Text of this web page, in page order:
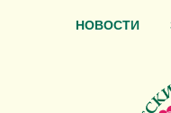
НОВОСТИ